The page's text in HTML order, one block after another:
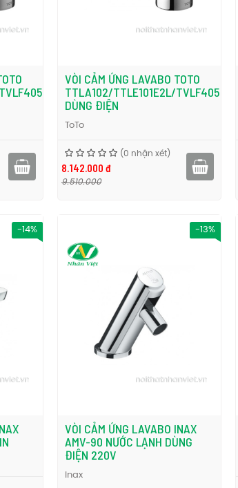
VÒI CẢM ỨNG LAVABO TOTO
TTLA102/TTLE101E2L/TVLF405
DÙNG ĐIỆN
ToTo
(0 nhận xét)
8.142.000 đ
9.510.000
-14% -13%
VÒI CẢM ỨNG LAVABO INAX
AMV-90 NƯỚC LẠNH DÙNG
ĐIỆN 220V
Inax